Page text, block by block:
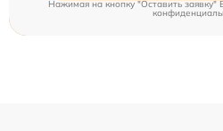
Нажимая на кнопку "Оставить заявку"